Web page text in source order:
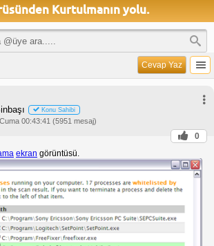
Kurtulmanın yolu.
Cevap Yaz
Konu Sahibi
00:43:41 (5951 mesaj)
0
ekran görüntüsü.